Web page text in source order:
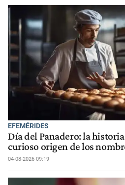
EFEMÉRIDES
Día del Panadero: la
curioso origen de los
04-08-2026 09:19